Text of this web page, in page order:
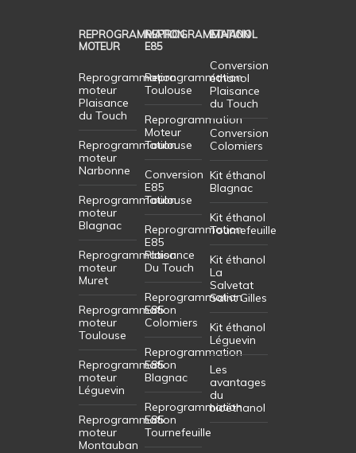
REPROGRAMMATION
MOTEUR
Reprogrammation
moteur
Plaisance
du Touch
Reprogrammation
moteur
Narbonne
Reprogrammation
moteur
Blagnac
Reprogrammation
moteur
Muret
Reprogrammation
moteur
Toulouse
Reprogrammation
moteur
Léguevin
Reprogrammation
moteur
Montauban
REPROGRAMMATION
E85
Reprogrammation
Toulouse
Reprogrammation
Moteur
Toulouse
Conversion
E85
Toulouse
Reprogrammation
E85
Plaisance
Du Touch
Reprogrammation
E85
Colomiers
Reprogrammation
E85
Blagnac
Reprogrammation
E85
Tournefeuille
ETHANOL
Conversion
éthanol
Plaisance
du Touch
Conversion
Colomiers
Kit éthanol
Blagnac
Kit éthanol
Tournefeuille
Kit éthanol
La
Salvetat
Saint Gilles
Kit éthanol
Léguevin
Les
avantages
du
bioéthanol